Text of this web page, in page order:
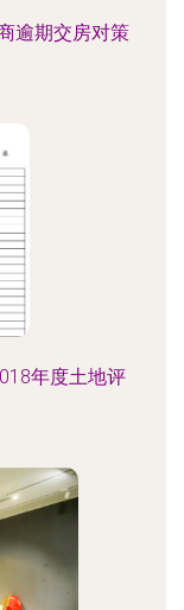
逾期交房对策
年度土地评